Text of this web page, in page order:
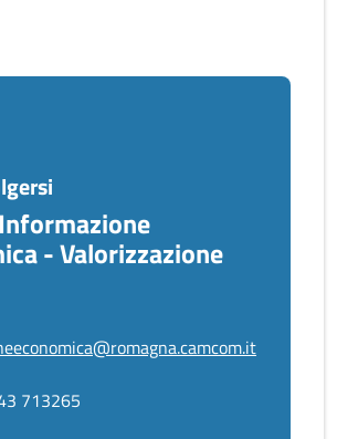
- Valorizzazione
713265